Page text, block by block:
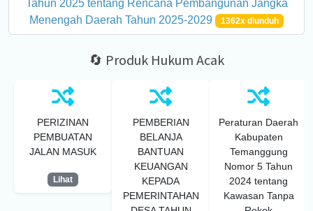
Tahun 2025 tentang Rencana Pembangunan Jangka
Menengah Daerah Tahun 2025-2029
1362x diunduh
🔄 Produk Hukum Acak
PERIZINAN
PEMBUATAN
JALAN MASUK
Lihat
PEMBERIAN
BELANJA
BANTUAN
KEUANGAN
KEPADA
PEMERINTAHAN
Peraturan Daerah
Kabupaten
Temanggung
Nomor 5 Tahun
2024 tentang
Kawasan Tanpa